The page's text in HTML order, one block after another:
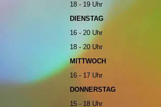
18 - 19 Uhr
DIENSTAG
16 - 20 Uhr
18 - 20 Uhr
MITTWOCH
16 - 17 Uhr
DONNERSTAG
15 - 18 Uhr